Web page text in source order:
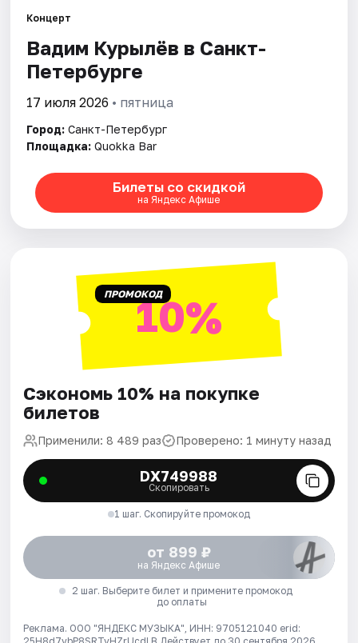
Города
Площадки
Рейтинги
Концерт
Вадим Курылёв в Санкт-
Петербурге
17 июля 2026 • пятница
Город: Санкт-Петербург
Площадка: Quokka Bar
Билеты со скидкой
на Яндекс Афише
ПРОМОКОД10%
Сэкономь 10% на покупке
билетов
Применили: 8 489 раз Проверено: 1 минуту назад
DX749988
Скопировать
1 шаг. Скопируйте промокод
от 899 ₽
на Яндекс Афише
2 шаг. Выберите билет и примените промокод
до оплаты
Реклама. ООО "ЯНДЕКС МУЗЫКА", ИНН: 9705121040 erid: